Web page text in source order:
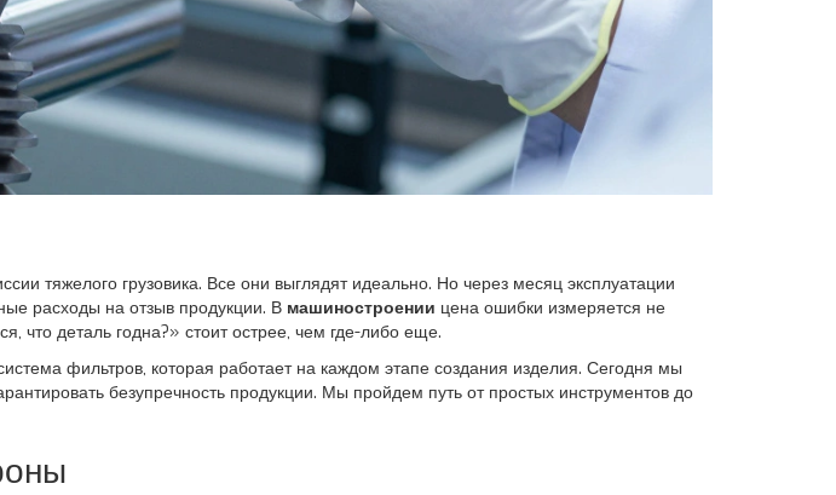
тяжелого грузовика. Все они выглядят идеально. Но через месяц эксплуатации
расходы на отзыв продукции. В машиностроении цена ошибки измеряется не
что деталь годна?» стоит острее, чем где-либо еще.
фильтров, которая работает на каждом этапе создания изделия. Сегодня мы
безупречность продукции. Мы пройдем путь от простых инструментов до